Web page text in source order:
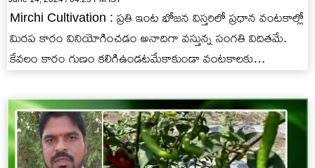
Mirchi Cultivation : ప్రతి ఇంట భోజన విస్తరిలో ప్రధాన వంటకాల్లో
మిరప కారం వినియోగించడం అనాదిగా వస్తున్న సంగతి విదితమే.
కేవలం కారం గుణం కలిగిఉండటమేకాకుండా వంటకాలకు